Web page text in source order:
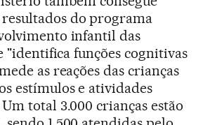
do programa
infantil das
"identifica funções cognitivas
as reações das crianças
estímulos e atividades
total 3.000 crianças estão